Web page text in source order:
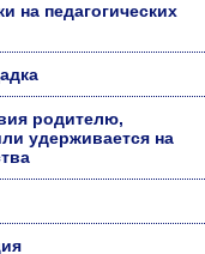
на педагогических
родителю,
удерживается на